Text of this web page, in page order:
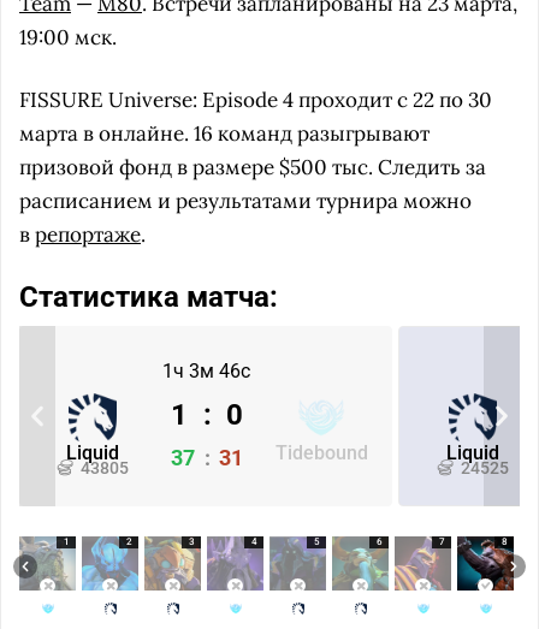
19:00 мск.
FISSURE Universe: Episode 4 проходит с 22 по 30
марта в онлайне. 16 команд разыгрывают
призовой фонд в размере $500 тыс. Следить за
расписанием и результатами турнира можно
врепортаже.
Статистика матча:
1ч 3м 46с
Liquid
43805
Tidebound
1 : 0
37 : 31 Liquid
24525
1 2 3 4 5 6 7 8